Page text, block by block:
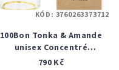
100Bon Tonka & Amande
unisex Concentré
parfémovaná voda 50 ml
790 Kč
KÓD: 3760263373712